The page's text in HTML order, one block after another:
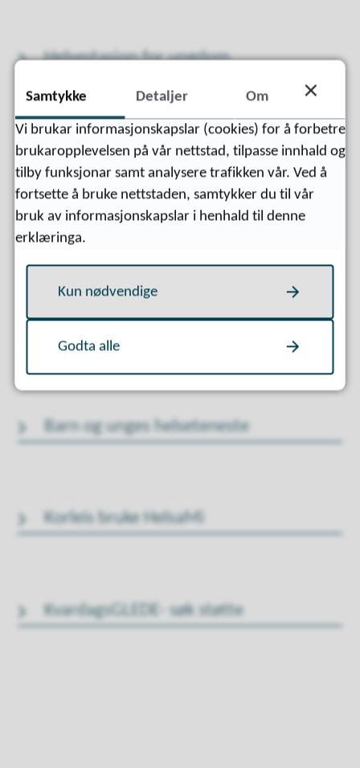
Helsestasjon for ungdom
Familieveiledning
Prisar Surnadal helsestasjon
Barn og unges helseteneste
Korleis bruke HelsaMi
KvardagsGLEDE- søk støtte
Samtykke Detaljer Om
Vi brukar informasjonskapslar (cookies) for å forbetre
brukaropplevelsen på vår nettstad, tilpasse innhald og
tilby funksjonar samt analysere trafikken vår. Ved å
fortsette å bruke nettstaden, samtykker du til vår
bruk av informasjonskapslar i henhald til denne
erklæringa.
Kun nødvendige
Godta alle